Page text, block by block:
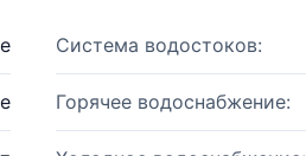
Система водостоков:
Горячее водоснабжение: